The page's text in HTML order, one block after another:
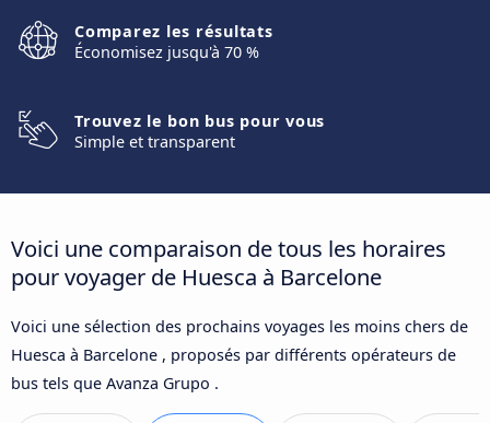
Comparez les résultats
Économisez jusqu'à 70 %
Trouvez le bon bus pour vous
Simple et transparent
Voici une comparaison de tous les horaires
pour voyager de Huesca à Barcelone
Voici une sélection des prochains voyages les moins chers de
Huesca à Barcelone , proposés par différents opérateurs de
bus tels que Avanza Grupo .